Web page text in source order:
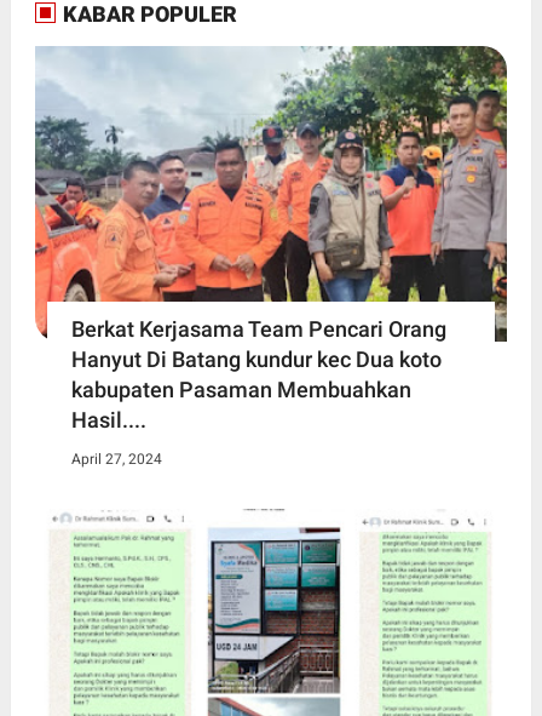
KABAR POPULER
Berkat Kerjasama Team Pencari Orang
Hanyut Di Batang kundur kec Dua koto
kabupaten Pasaman Membuahkan
Hasil....
April 27, 2024